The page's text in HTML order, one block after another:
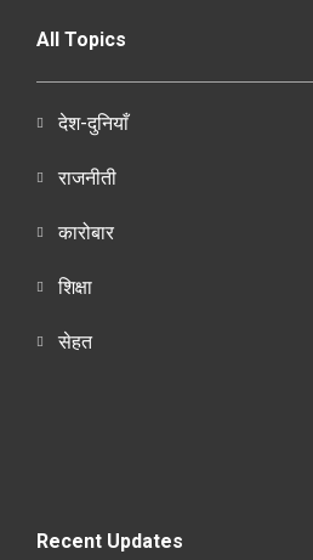
All Topics
देश-दुनियाँ
राजनीती
कारोबार
शिक्षा
सेहत
Recent Updates